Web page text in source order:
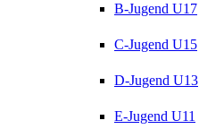
B-Jugend U17
C-Jugend U15
D-Jugend U13
E-Jugend U11